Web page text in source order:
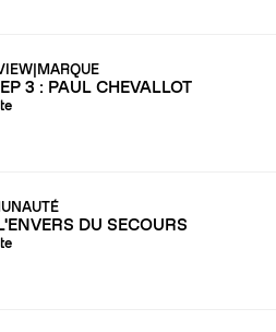
|MARQUE
3 : PAUL CHEVALLOT
DU SECOURS